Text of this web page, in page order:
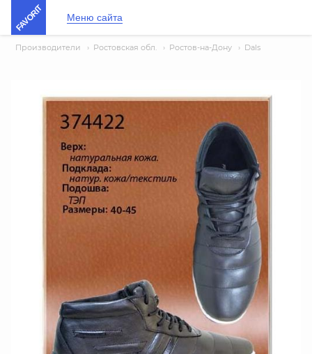
FAVORIT Меню сайта
Производители › Ростовская обл. › Ростов-на-Дону › Dals